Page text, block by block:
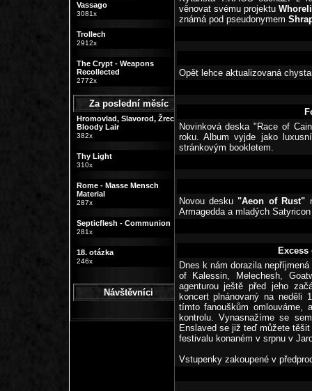
Vassago
3081x
Trollech
2912x
The Crypt - Weapons
Recollected
2772x
Za poslední měsíc
Hromovlad, Slavorod, Žrec,
Bloody Lair
382x
Thy Light
310x
Rome - Masse Mensch
Material
287x
Septicflesh - Communion
281x
18. otázka
246x
Návštěvníci
věnovat svému projektu
známá pod pseudonymem
Opět lehce aktualizovaná
Novinková deska "Race of
roku. Album vyjde jako
stránkovým bookletem.
Novou desku"Aeon of Rust"
Armagedda a mladých
Dnes k nám dorazila
of Kalessin, Melechesh,
agenturou ještě před jeho
koncert plnánovaný na neděli
tímto fanouškům omlouváme,
kontrolu. Vynasnažíme se
Enslaved se již teď můžete
festivalu konaném v srpnu v
Vstupenky zakoupené v